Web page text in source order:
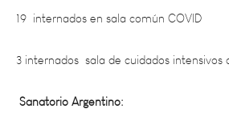
3 internados sala de cuidados intensivos
Sanatorio Argentino: